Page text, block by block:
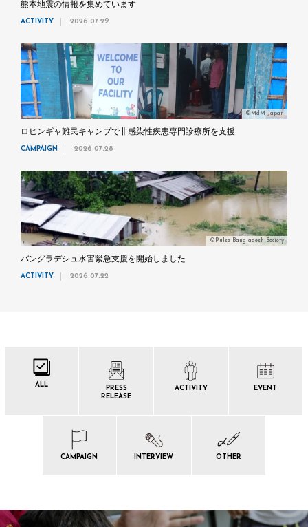
熊本地震の情報を集めています
ACTIVITY 2026.07.29
©MdM Japan
ロヒンギャ難民キャンプで非感染性疾患専門診療所を支援
CAMPAIGN 2026.07.28
©Pulse Bangladesh Society
バングラデシュ水害緊急支援を開始しました
ACTIVITY 2026.07.22
ALL
PRESS
RELEASE
ACTIVITY EVENT
CAMPAIGN INTERVIEW OTHER